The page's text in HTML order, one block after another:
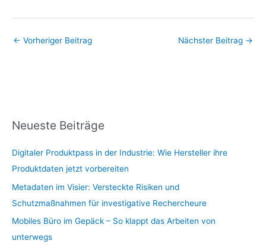
← Vorheriger Beitrag Nächster Beitrag →
Neueste Beiträge
Digitaler Produktpass in der Industrie: Wie Hersteller ihre
Produktdaten jetzt vorbereiten
Metadaten im Visier: Versteckte Risiken und
Schutzmaßnahmen für investigative Rechercheure
Mobiles Büro im Gepäck – So klappt das Arbeiten von
unterwegs